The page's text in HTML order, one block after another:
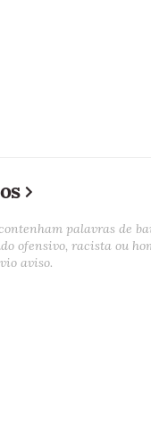
palavras de
ofensivo, racista ou
aviso.